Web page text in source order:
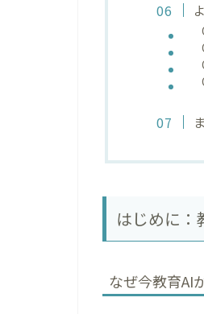
はじめに：
なぜ今教育AI